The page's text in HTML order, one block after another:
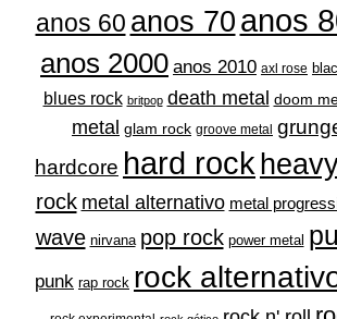
anos 60 anos 70 anos
anos 2000 anos 2010 axl rose
blues rock britpop death metal doom
metal glam rock groove metal
hardcore hard rock
rock metal alternativo metal
wave nirvana pop rock power metal
punk rap rock rock